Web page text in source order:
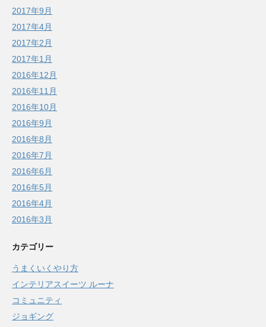
2017年9月
2017年4月
2017年2月
2017年1月
2016年12月
2016年11月
2016年10月
2016年9月
2016年8月
2016年7月
2016年6月
2016年5月
2016年4月
2016年3月
カテゴリー
うまくいくやり方
インテリアスイーツ ルーナ
コミュニティ
ジョギング